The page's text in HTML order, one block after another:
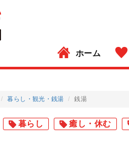
ホーム
暮らし 観光 銭湯 銭湯
暮らし 癒し・休む